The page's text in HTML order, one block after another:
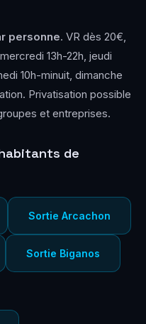
personne. VR dès 20€,
13h-22h, jeudi
10h-minuit, dimanche
Privatisation possible
et entreprises.
de
Sortie Arcachon
Sortie Biganos